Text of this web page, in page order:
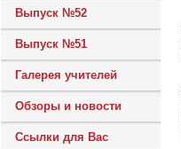
Выпуск №52
Выпуск №51
Галерея учителей
Обзоры и новости
Ссылки для Вас